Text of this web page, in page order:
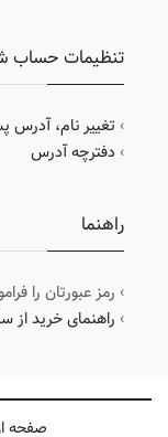
تنظیمات حساب
› تغییر نام، آدرس
› دفترچه آدرس
راهنما
› رمز عبورتان را
› راهنمای خرید از
صفحه